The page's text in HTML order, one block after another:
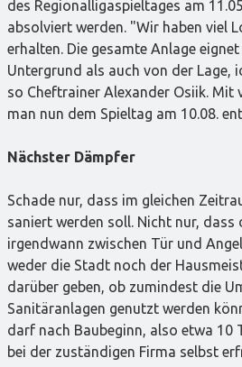
des Regionalligaspieltages am
absolviert werden. "Wir haben viel
erhalten. Die gesamte Anlage
Untergrund als auch von der Lage,
so Cheftrainer Alexander Osiik. Mit
man nun dem Spieltag am 10.08.
Nächster Dämpfer
Schade nur, dass im gleichen
saniert werden soll. Nicht nur,
irgendwann zwischen Tür und
weder die Stadt noch der
darüber geben, ob zumindest die
Sanitäranlagen genutzt werden
darf nach Baubeginn, also etwa 10
bei der zuständigen Firma selbst